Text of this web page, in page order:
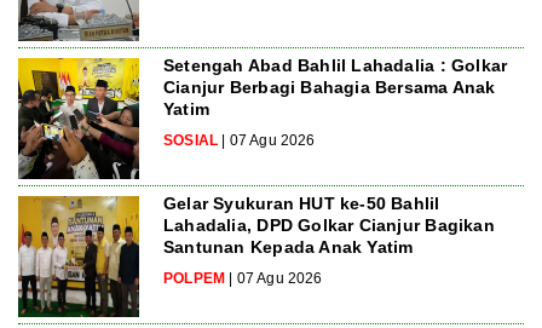
Setengah Abad Bahlil Lahadalia : Golkar
Cianjur Berbagi Bahagia Bersama Anak
Yatim
SOSIAL | 07 Agu 2026
Gelar Syukuran HUT ke-50 Bahlil
Lahadalia, DPD Golkar Cianjur Bagikan
Santunan Kepada Anak Yatim
POLPEM | 07 Agu 2026